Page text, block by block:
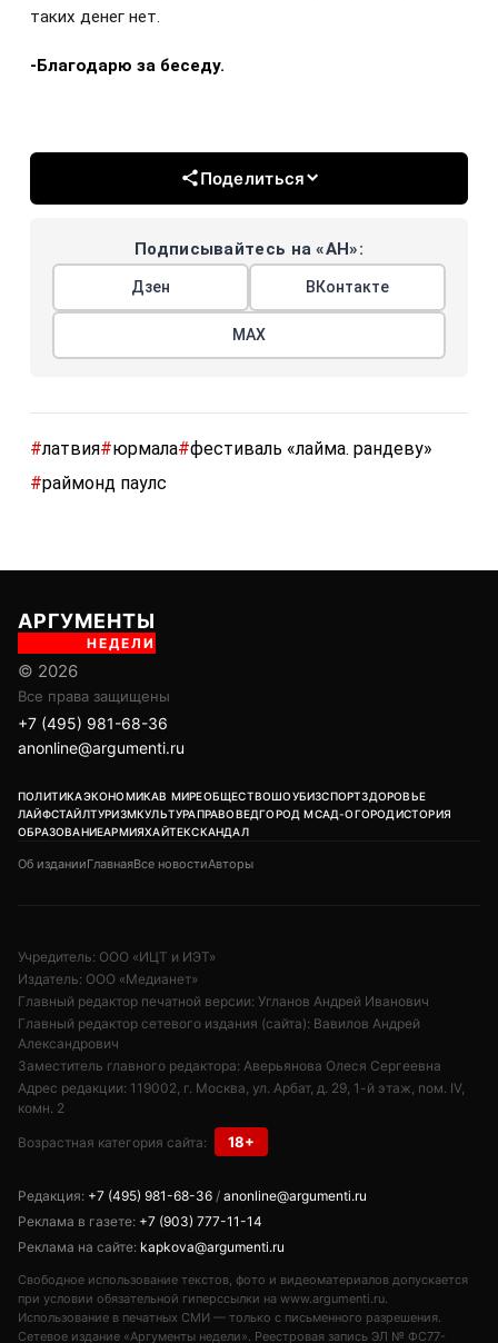
таких денег нет.
-Благодарю за беседу.
Поделиться
Подписывайтесь на «АН»:
Дзен ВКонтакте
МАХ
#латвия#юрмала#фестиваль «лайма. рандеву»
#раймонд паулс
АРГУМЕНТЫ
НЕДЕЛИ
© 2026
Все права защищены
+7 (495) 981-68-36
anonline@argumenti.ru
ПОЛИТИКАЭКОНОМИКАВ МИРЕОБЩЕСТВОШОУБИЗСПОРТЗДОРОВЬЕ
ЛАЙФСТАЙЛТУРИЗМКУЛЬТУРАПРАВОВЕДГОРОД МСАД-ОГОРОДИСТОРИЯ
ОБРАЗОВАНИЕАРМИЯХАЙТЕКСКАНДАЛ
Об изданииГлавнаяВсе новостиАвторы
Учредитель: ООО «ИЦТ и ИЭТ»
Издатель: ООО «Медианет»
Главный редактор печатной версии: Угланов Андрей Иванович
Главный редактор сетевого издания (сайта): Вавилов Андрей
Александрович
Заместитель главного редактора: Аверьянова Олеся Сергеевна
Адрес редакции: 119002, г. Москва, ул. Арбат, д. 29, 1-й этаж, пом. IV,
комн. 2
Возрастная категория сайта: 18+
Редакция: +7 (495) 981-68-36 / anonline@argumenti.ru
Реклама в газете: +7 (903) 777-11-14
Реклама на сайте: kapkova@argumenti.ru
Свободное использование текстов, фото и видеоматериалов допускается
при условии обязательной гиперссылки на www.argumenti.ru.
Использование в печатных СМИ — только с письменного разрешения.
Сетевое издание «Аргументы недели». Реестровая запись ЭЛ № ФС77-